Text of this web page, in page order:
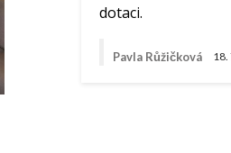
dotaci.
Pavla Růžičková 18.